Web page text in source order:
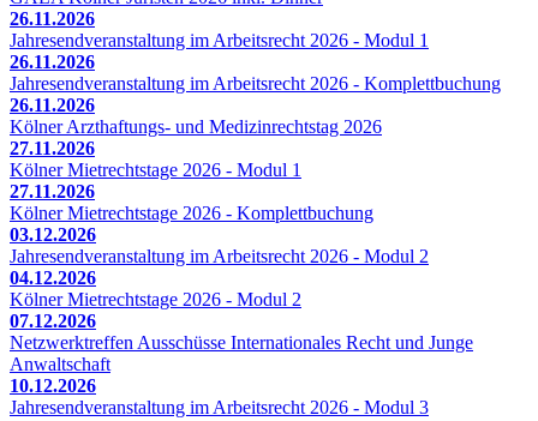
26.11.2026
Jahresendveranstaltung im Arbeitsrecht 2026 - Modul 1
26.11.2026
Jahresendveranstaltung im Arbeitsrecht 2026 - Komplettbuchung
26.11.2026
Kölner Arzthaftungs- und Medizinrechtstag 2026
27.11.2026
Kölner Mietrechtstage 2026 - Modul 1
27.11.2026
Kölner Mietrechtstage 2026 - Komplettbuchung
03.12.2026
Jahresendveranstaltung im Arbeitsrecht 2026 - Modul 2
04.12.2026
Kölner Mietrechtstage 2026 - Modul 2
07.12.2026
Netzwerktreffen Ausschüsse Internationales Recht und Junge
Anwaltschaft
10.12.2026
Jahresendveranstaltung im Arbeitsrecht 2026 - Modul 3